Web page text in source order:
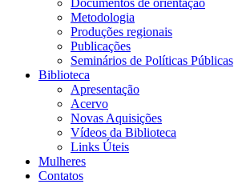
Documentos de orientação
Metodologia
Produções regionais
Publicações
Seminários de Políticas Públicas
Biblioteca
Apresentação
Acervo
Novas Aquisições
Vídeos da Biblioteca
Links Úteis
Mulheres
Contatos